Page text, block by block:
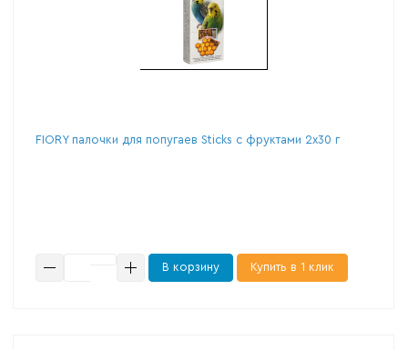
FIORY палочки для попугаев Sticks с фруктами 2х30 г
В корзину Купить в 1 клик